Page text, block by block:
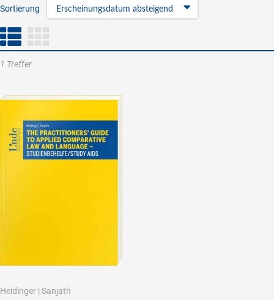
Sortierung Erscheinungsdatum absteigend
1 Treffer
Heidinger | Sanjath